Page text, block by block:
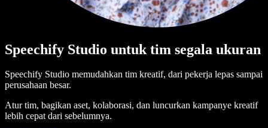
Speechify Studio untuk tim segala ukuran
Speechify Studio memudahkan tim kreatif, dari pekerja lepas sampai
perusahaan besar.
Atur tim, bagikan aset, kolaborasi, dan luncurkan kampanye kreatif
lebih cepat dari sebelumnya.